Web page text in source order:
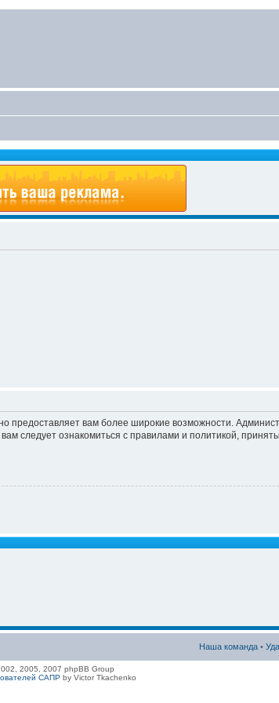
предоставляет вам более широкие возможности.
следует ознакомиться с правилами и политикой,
Наша команда •
2005, 2007 phpBB Group
САПР by Victor Tkachenko